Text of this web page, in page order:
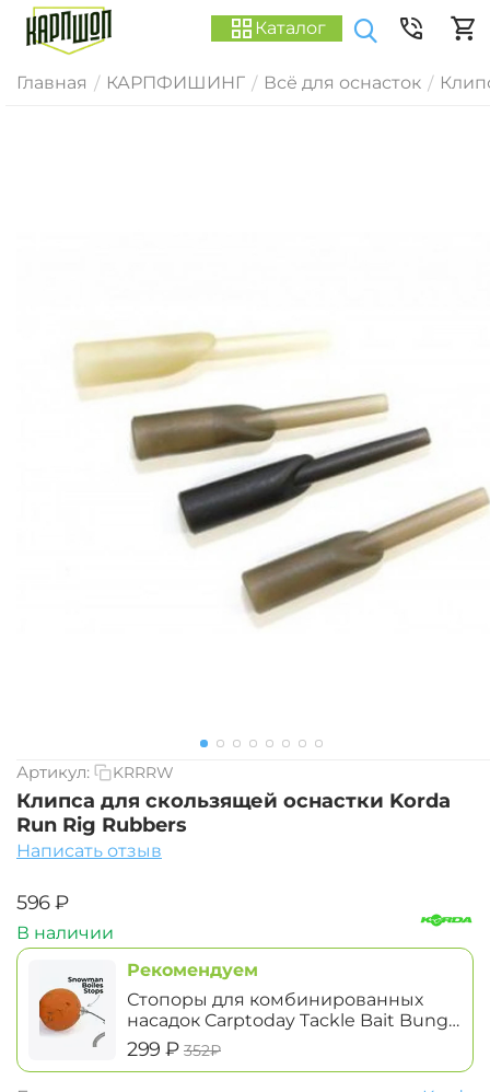
Каталог
Главная / КАРПФИШИНГ / Всё для оснасток /
Артикул: KRRRW
Клипса для скользящей оснастки Korda
Run Rig Rubbers
Написать отзыв
‍596‍₽
В наличии
Рекомендуем
Стопоры для комбинированных
насадок Carptoday Tackle Bait Bung
Snowman Boiles Stops
‍299‍ ₽ ‍352‍₽